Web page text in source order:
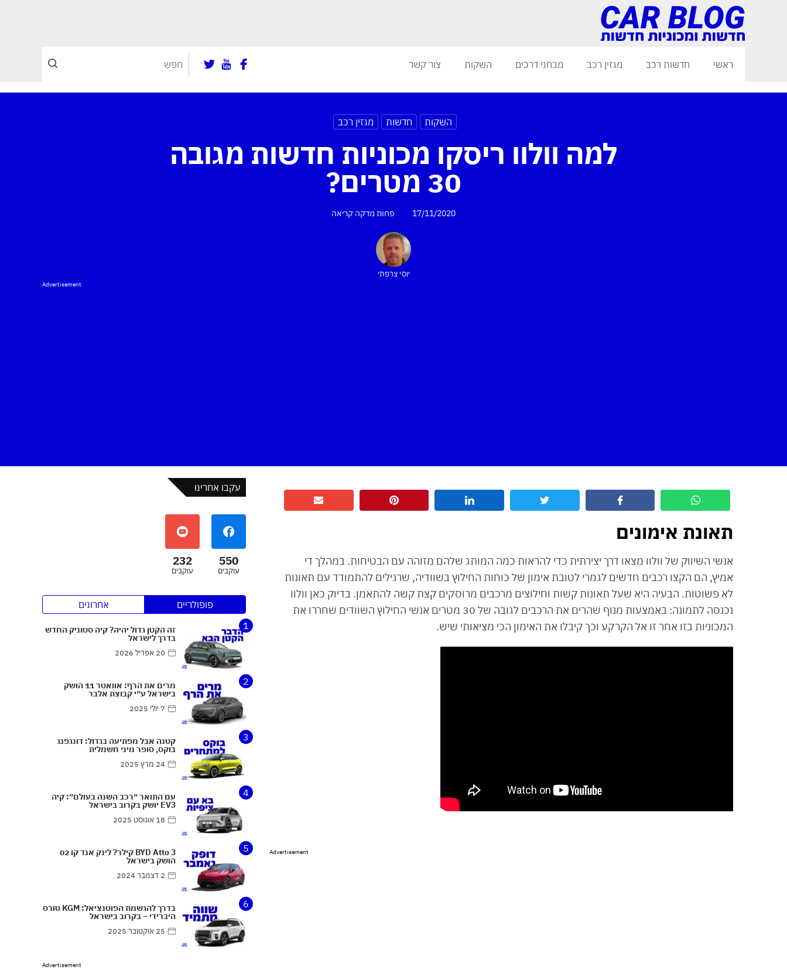
ראשי חדשות רכב מגזין רכב מבחני דרכים השקות צור קשר
השקות חדשות מגזין רכב
למה וולוו ריסקו מכוניות חדשות מגובה
30 מטרים?
17/11/2020 פחות מדקה קריאה
יוסי צרפתי
Advertisement
תאונת אימונים
אנשי השיווק של וולוו מצאו דרך יצירתית כדי להראות כמה המותג שלהם מזוהה עם הבטיחות. במהלך די
אמיץ, הם הקצו רכבים חדשים לגמרי לטובת אימון של כוחות החילוץ בשוודיה, שרגילים להתמודד עם תאונות
לא פשוטות. הבעיה היא שעל תאונות קשות וחילוצים מרכבים מרוסקים קצת קשה להתאמן. בדיוק כאן וולוו
נכנסה לתמונה: באמצעות מנוף שהרים את הרכבים לגובה של 30 מטרים אנשי החילוץ השוודים שחררו את
המכוניות בזו אחר זו אל הקרקע וכך קיבלו את האימון הכי מציאותי שיש.
Advertisement
עקבו אחרינו
550
עוקבים
232
עוקבים
פופולריים
אחרונים
1
זה הקטן גדול יהיה? קיה סטוניק החדש
בדרך לישראל
20 אפריל 2026
2 מרים את הרף: אוואטר 11 הושק
בישראל ע״י קבוצת אלבר
7 יולי 2025
3 קטנה אבל מפתיעה בגדול: דונגפנג
בוקס, סופר מיני חשמלית
24 מרץ 2025
4 עם התואר ״רכב השנה בעולם״: קיה
EV3 יושק בקרוב בישראל
18 אוגוסט 2025
5 BYD Atto 3 קילר? לינק אנד קו 02
הושק בישראל
2 דצמבר 2024
6 בדרך להגשמת הפוטנציאל: KGM טורס
היברידי – בקרוב בישראל
25 אוקטובר 2025
Advertisement